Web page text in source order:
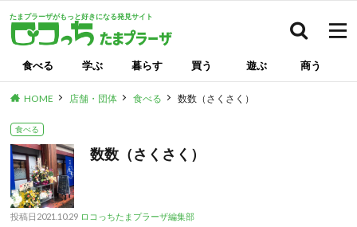
たまプラーザがもっと好きになる発見サイト
食べる 学ぶ 暮らす 買う 遊ぶ 商う
HOME 店舗・団体 食べる 数数（さくさく）
食べる
数数（さくさく）
投稿日 2021.10.29 ロコっちたまプラーザ編集部